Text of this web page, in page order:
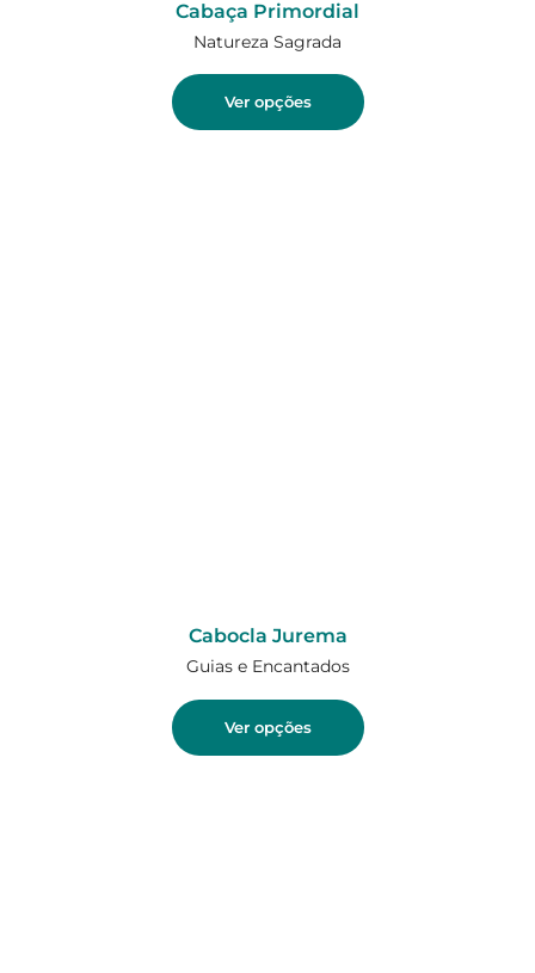
Cabaça Primordial
Natureza Sagrada
Ver opções
Cabocla Jurema
Guias e Encantados
Ver opções